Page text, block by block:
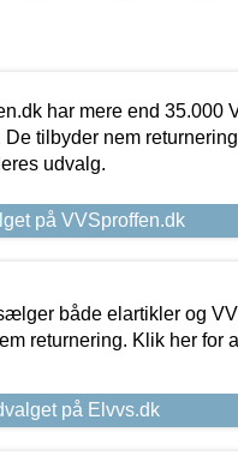
har mere end 35.000
De tilbyder nem
udvalg.
på VVSproffen.dk
både elartikler og
returnering. Klik her for
på Elvvs.dk